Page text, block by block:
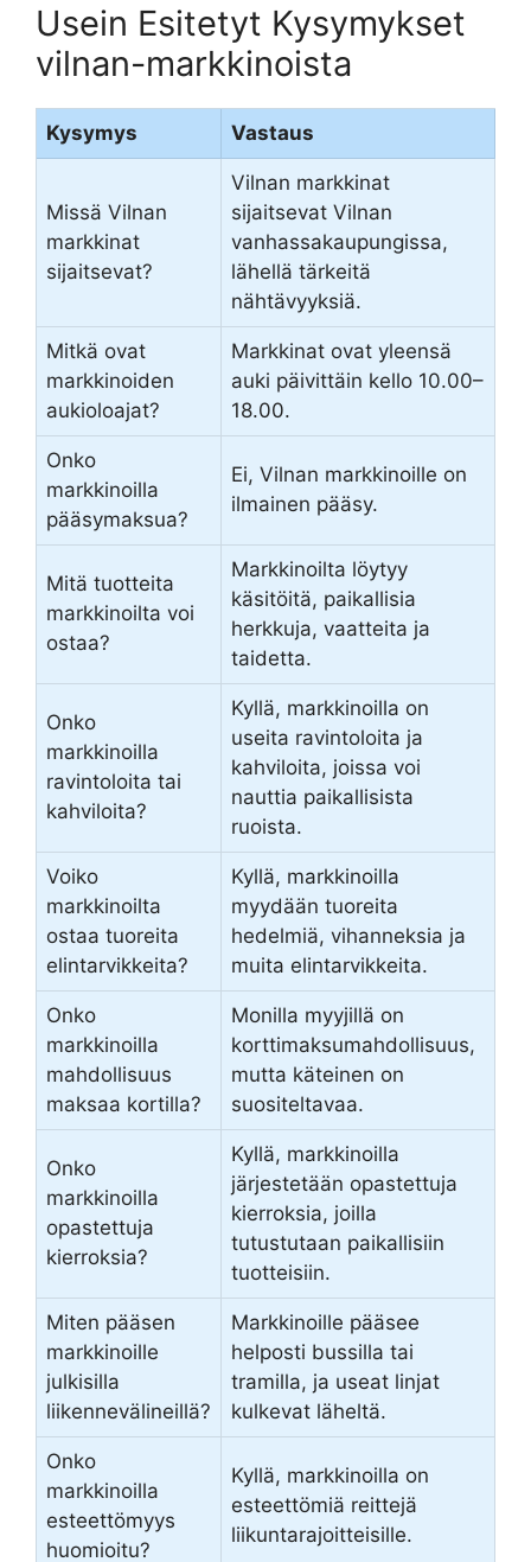
Usein Esitetyt Kysymykset
vilnan-markkinoista
Kysymys Vastaus
Missä Vilnan
markkinat
sijaitsevat?
Vilnan markkinat
sijaitsevat Vilnan
vanhassakaupungissa,
lähellä tärkeitä
nähtävyyksiä.
Mitkä ovat
markkinoiden
aukioloajat?
Markkinat ovat yleensä
auki päivittäin kello 10.00–
18.00.
Onko
markkinoilla
pääsymaksua?
Ei, Vilnan markkinoille on
ilmainen pääsy.
Mitä tuotteita
markkinoilta voi
ostaa?
Markkinoilta löytyy
käsitöitä, paikallisia
herkkuja, vaatteita ja
taidetta.
Onko
markkinoilla
ravintoloita tai
kahviloita?
Kyllä, markkinoilla on
useita ravintoloita ja
kahviloita, joissa voi
nauttia paikallisista
ruoista.
Voiko
markkinoilta
ostaa tuoreita
elintarvikkeita?
Kyllä, markkinoilla
myydään tuoreita
hedelmiä, vihanneksia ja
muita elintarvikkeita.
Onko
markkinoilla
mahdollisuus
maksaa kortilla?
Monilla myyjillä on
korttimaksumahdollisuus,
mutta käteinen on
suositeltavaa.
Onko
markkinoilla
opastettuja
kierroksia?
Kyllä, markkinoilla
järjestetään opastettuja
kierroksia, joilla
tutustutaan paikallisiin
tuotteisiin.
Miten pääsen
markkinoille
julkisilla
liikennevälineillä?
Markkinoille pääsee
helposti bussilla tai
tramilla, ja useat linjat
kulkevat läheltä.
Onko
markkinoilla
esteettömyys
huomioitu?
Kyllä, markkinoilla on
esteettömiä reittejä
liikuntarajoitteisille.